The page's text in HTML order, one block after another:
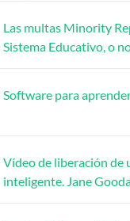
Las multas Minority
Sistema Educativo, o
Software para
Vídeo de liberación de
inteligente. Jane